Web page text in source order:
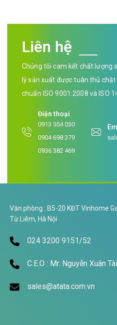
Liên hệ
Chúng tôi cam kết chất lượng
lý sản xuất được tuân thủ
chuẩn ISO 9001:2008 và ISO
Điện thoại
0913 554 030
0904 698 379
0936 382 469
Văn phòng : B5-20 KĐT Vinhome
Từ Liêm, Hà Nội
024 3200 9151/52
C.E.O : Mr. Nguyễn Xuân
sales@atata.com.vn